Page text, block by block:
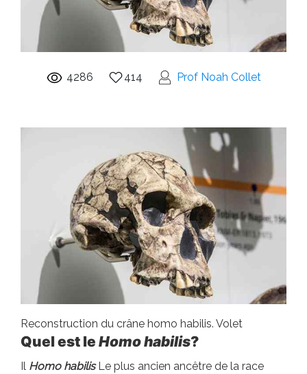
4286 414 Prof Noah Collet
Reconstruction du crâne homo habilis. Volet
Quel est le Homo habilis?
Il Homo habilis Le plus ancien ancêtre de la race